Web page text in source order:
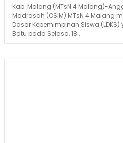
Kab. Malang (MTsN 4 Malang)-
Madrasah (OSIM) MTsN 4 Malang
Dasar Kepemimpinan Siswa
Batu pada Selasa, 18...